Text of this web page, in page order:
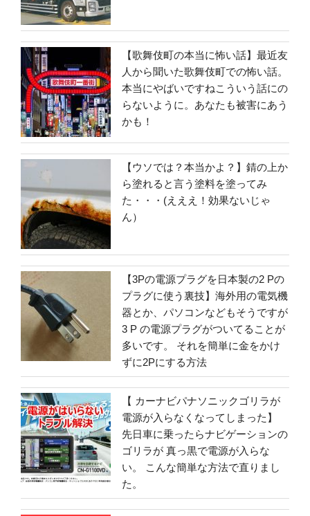
【歌舞伎町の本当に怖い話】最近友
人から聞いた歌舞伎町での怖い話。
本当にやばいですねこういう話にの
らないように。あなたも被害にあう
かも！
【ウソでは？本当かよ？】錆の上か
ら塗れると言う塗料を塗ってみ
た・・・(えええ！効果ないじゃ
ん）
【3Pの電源プラグを日本製の2 Pの
プラグに使う裏技】海外用の電気機
器とか、パソコンなどもそうですが
3 P の電源プラグがついてることが
多いです。 それを簡単に金をかけ
ずに2Pにする方法
【 カーナビパナソニックゴリラが
電源が入らなくなってしまった】
先日車に乗ったらナビゲーションの
ゴリラが 真っ黒で電源が入らな
い。 こんな簡単な方法で直りまし
た。